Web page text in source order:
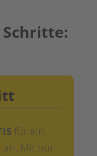
für ein
an. Mit nur